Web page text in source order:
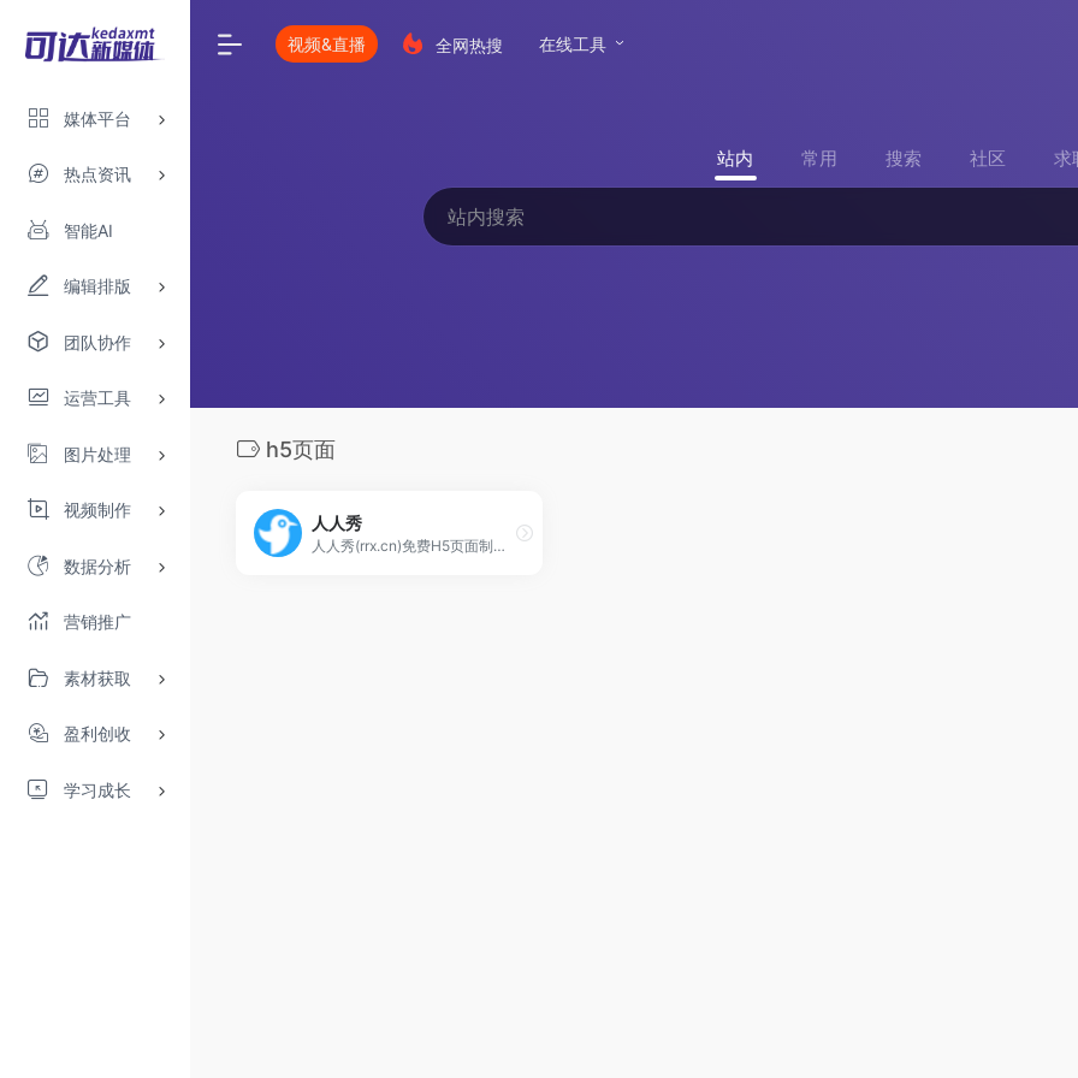
媒体平台
热点资讯
智能AI
编辑排版
团队协作
运营工具
图片处理
视频制作
数据分析
营销推广
素材获取
盈利创收
学习成长
视频&直播 全网热搜 在线工具
站内 常用 搜索 社区 求
h5页面
人人秀
人人秀(rrx.cn)免费H5页面制作工具，人人秀是制作H5页面、H5游戏、微信活动、H5活动、涨粉活动的利器，人人秀可轻松创建微信红包活动、抽奖活动H5、投票活动、抽奖红包H5、口令红包、答题H5、照片投票H5、大转盘抽奖、活动报名、H5游戏、VR、微杂志、邀请函、人人秀贺卡、微页、微场景、场景应用红包H5、裂变红包，像制作PPT一样制作的h5页面制作工具，人人秀助力企业自主营销，带你引爆10W+，更多营销活动制作请登录人人秀官网（原名we+）。